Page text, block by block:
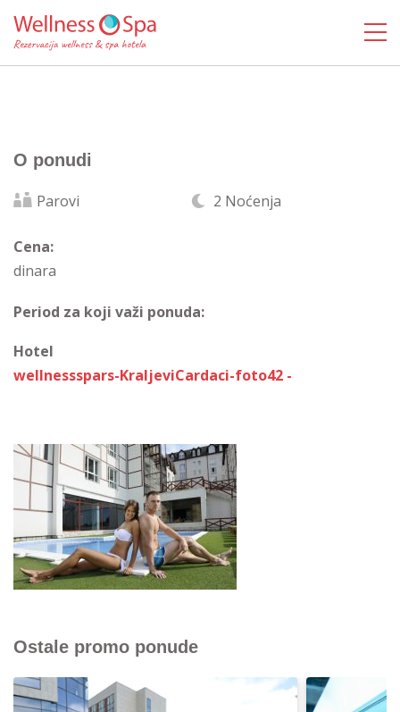
O ponudi
Parovi 2 Noćenja
Cena:
dinara
Period za koji važi ponuda:
Hotel
wellnessspars-KraljeviCardaci-foto42 -
Ostale promo ponude